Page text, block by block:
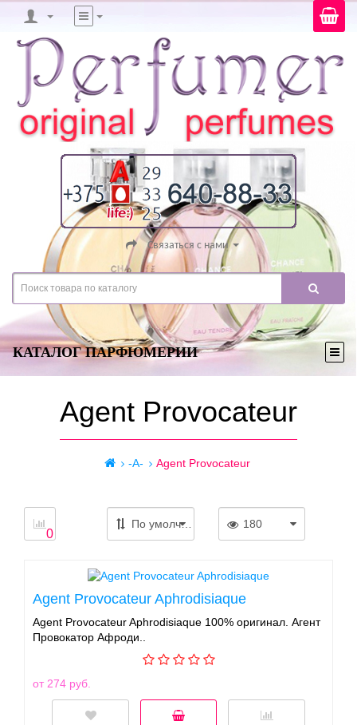
Связаться с нами
КАТАЛОГ ПАРФЮМЕРИИ
Agent Provocateur
-A- Agent Provocateur
0
По умолчанию 180
Agent Provocateur Aphrodisiaque
Agent Provocateur Aphrodisiaque 100% оригинал. Агент
Провокатор Афроди..
от 274 руб.